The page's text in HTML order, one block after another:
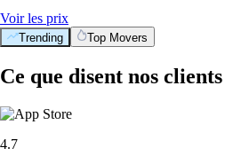
Voir les prix
Trending Top Movers
Ce que disent nos clients
4.7